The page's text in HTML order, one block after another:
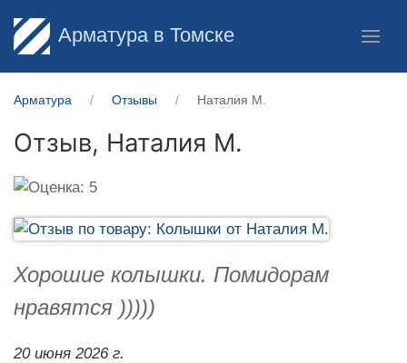
Арматура в Томске
Арматура Отзывы Наталия М.
Отзыв, Наталия М.
Хорошие колышки. Помидорам
нравятся )))))
20 июня 2026 г.